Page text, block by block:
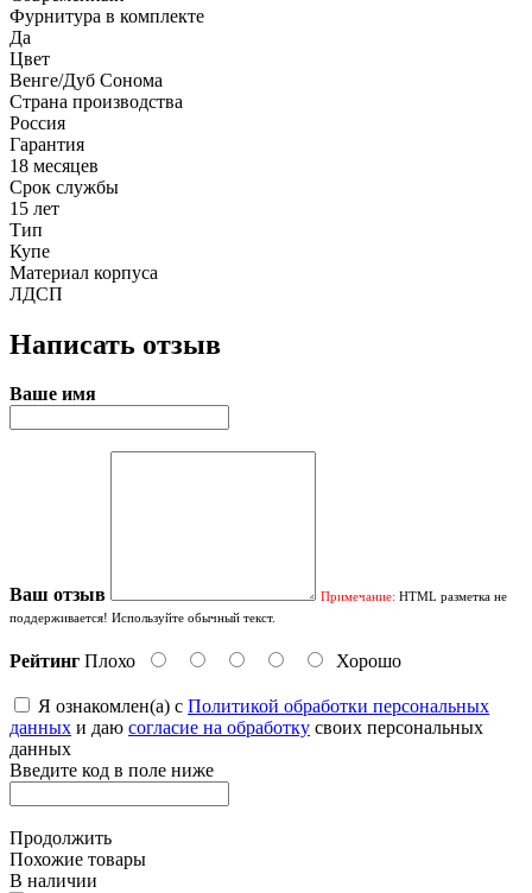
Фурнитура в комплекте
Да
Цвет
Венге/Дуб Сонома
Страна производства
Россия
Гарантия
18 месяцев
Срок службы
15 лет
Тип
Купе
Материал корпуса
ЛДСП
Написать отзыв
Ваше имя
Ваш отзыв Примечание: HTML разметка не
поддерживается! Используйте обычный текст.
Рейтинг Плохо Хорошо
Я ознакомлен(а) с Политикой обработки персональных
данных и даю согласие на обработку своих персональных
данных
Введите код в поле ниже
Продолжить
Похожие товары
В наличии